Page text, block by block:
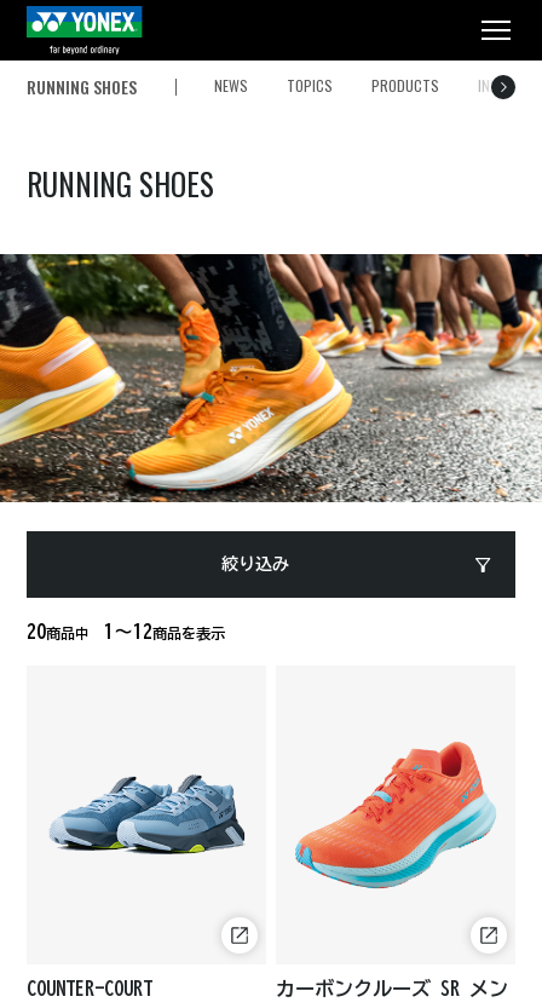
RUNNING SHOES NEWS TOPICS PRODUCTS
RUNNING SHOES
絞り込み
20商品中 1～12商品を表示
COUNTER-COURT
カーボンクルーズ SR メン